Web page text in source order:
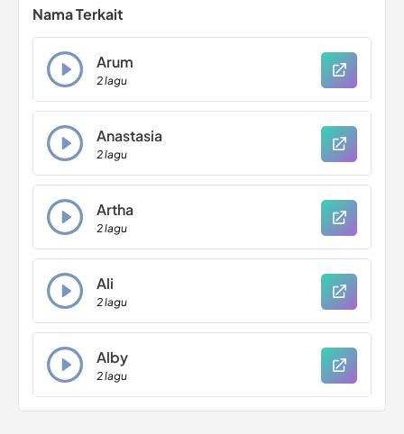
Nama Terkait
Arum
2 lagu
Anastasia
2 lagu
Artha
2 lagu
Ali
2 lagu
Alby
2 lagu